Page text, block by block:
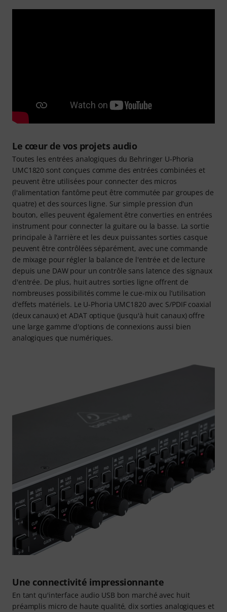
Le cœur de vos projets audio
Toutes les entrées analogiques du Behringer U-Phoria
UMC1820 sont conçues comme des entrées combinées et
peuvent être utilisées pour connecter des micros
(l'alimentation fantôme peut être commutée par groupes de
quatre) et des sources ligne. Sur simple pression d'un
bouton, elles peuvent également être converties en entrées
instrument pour connecter la guitare ou la basse. La sortie
principale à l'arrière et les deux puissantes sorties casque
peuvent être contrôlées séparément, avec une commande
de mixage pour régler la balance de l'entrée et de lecture
depuis une DAW pour un contrôle sans latence des signaux
d'entrée. De plus, huit autres sorties ligne offrent de
nombreuses possibilités comme le cue-mix ou l’utilisation
d’effets matériels. Le U-Phoria UMC1820 avec S/PDIF coaxial
(deux canaux) et ADAT optique (jusqu'à huit canaux) offre
une large gamme d'options de connexions aussi bien
analogiques que numériques.
Une connectivité impressionnante
En tant qu'interface audio USB bon marché avec huit
préamplis micro de haute qualité, dix sorties analogiques et